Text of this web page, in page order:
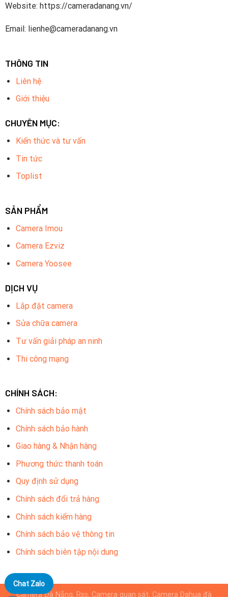
Website: https://cameradanang.vn/
Email: lienhe@cameradanang.vn
THÔNG TIN
Liên hệ
Giới thiệu
CHUYÊN MỤC:
Kiến thức và tư vấn
Tin tức
Toplist
SẢN PHẨM
Camera Imou
Camera Ezviz
Camera Yoosee
DỊCH VỤ
Lắp đặt camera
Sửa chữa camera
Tư vấn giải pháp an ninh
Thi công mạng
CHÍNH SÁCH:
Chính sách bảo mật
Chính sách bảo hành
Giao hàng & Nhận hàng
Phương thức thanh toán
Quy định sử dụng
Chính sách đổi trả hàng
Chính sách kiểm hàng
Chính sách bảo vệ thông tin
Chính sách biên tập nội dung
Camera Đà Nẵng, Rss, Camera quan sát, Camera Dahua đà
Chat Zalo